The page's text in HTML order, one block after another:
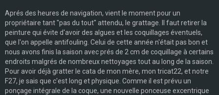
Aprés des heures de navigation, vient le moment pour un
propriétaire tant "pas du tout" attendu, le grattage. Il faut retirer la
peinture qui évite d'avoir des algues et les coquillages éventuels,
que l'on appelle antifouling. Celui de cette année n'était pas bon et
nous avons finis la saison avec prés de 2 cm de coquillage à certains
endroits malgrés de nombreux nettoyages tout au long de la saison.
Pour avoir déjà gratter le cata de mon mère, mon tricat22, et notre
F27, je sais que c'est long et physique. Comme il est prévu un
ponçage intégrale de la coque, une nouvelle ponceuse excentrique